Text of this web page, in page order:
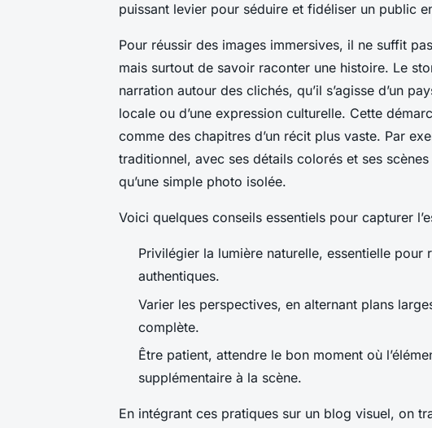
puissant levier pour séduire et fidéliser un public
Pour réussir des images immersives, il ne suffit
mais surtout de savoir raconter une histoire. Le
narration autour des clichés, qu’il s’agisse d’un
locale ou d’une expression culturelle. Cette
comme des chapitres d’un récit plus vaste. Par
traditionnel, avec ses détails colorés et ses
qu’une simple photo isolée.
Voici quelques conseils essentiels pour capturer
Privilégier la lumière naturelle, essentielle pour
authentiques.
Varier les perspectives, en alternant plans
complète.
Être patient, attendre le bon moment où
supplémentaire à la scène.
En intégrant ces pratiques sur un blog visuel, on